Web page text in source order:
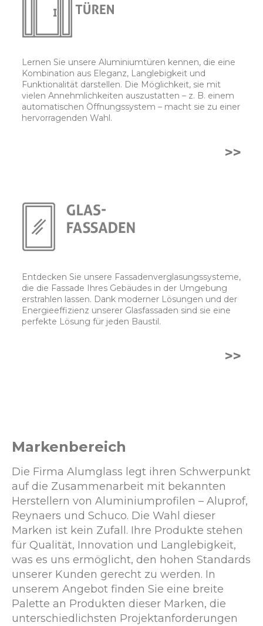
Lernen Sie unsere Aluminiumtüren kennen, die eine
Kombination aus Eleganz, Langlebigkeit und
Funktionalität darstellen. Die Möglichkeit, sie mit
vielen Annehmlichkeiten auszustatten – z. B. einem
automatischen Öffnungssystem – macht sie zu einer
hervorragenden Wahl.
>>
Entdecken Sie unsere Fassadenverglasungssysteme,
die die Fassade Ihres Gebäudes in der Umgebung
erstrahlen lassen. Dank moderner Lösungen und der
Energieeffizienz unserer Glasfassaden sind sie eine
perfekte Lösung für jeden Baustil.
>>
Markenbereich
Die Firma Alumglass legt ihren Schwerpunkt
auf die Zusammenarbeit mit bekannten
Herstellern von Aluminiumprofilen – Aluprof,
Reynaers und Schuco. Die Wahl dieser
Marken ist kein Zufall. Ihre Produkte stehen
für Qualität, Innovation und Langlebigkeit,
was es uns ermöglicht, den hohen Standards
unserer Kunden gerecht zu werden. In
unserem Angebot finden Sie eine breite
Palette an Produkten dieser Marken, die
unterschiedlichsten Projektanforderungen